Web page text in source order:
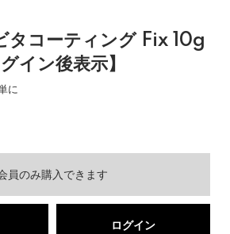
タコーティング Fix 10g
イン後表示】
に
員のみ購入できます
ログイン